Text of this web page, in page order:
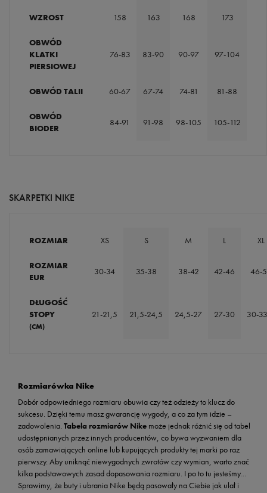
WZROST 158 163 168 173
OBWÓD
KLATKI
PIERSIOWEJ
76-83 83-90 90-97 97-104
OBWÓD TALII 60-67 67-74 74-81 81-88
OBWÓD
BIODER
84-91 91-98 98-105 105-112
SKARPETKI NIKE
ROZMIAR XS S M L XL
ROZMIAR
EUR
30-34 35-38 38-42 42-46 46-
DŁUGOŚĆ
STOPY
(CM)
21-21,5 21,5-24,5 24,5-27 27-30 30-
Rozmiarówka Nike
Dobór odpowiedniego rozmiaru obuwia czy też odzieży to klucz do
sukcesu. Dzięki temu masz gwarancję wygody, a co za tym idzie –
zadowolenia. Tabela rozmiarów Nike może jednak różnić się od tabel
udostępnianych przez innych producentów, co bywa wyzwaniem dla
osób zamawiających online lub kupujących produkty tej marki po raz
pierwszy. Aby uniknąć niewygodnych zwrotów czy wymian, warto znać
kilka podstawowych zasad dopasowania rozmiaru. I po to tu jesteśmy…
Sprawimy, że buty i ubrania Nike będą pasowały na Ciebie jak ulał i